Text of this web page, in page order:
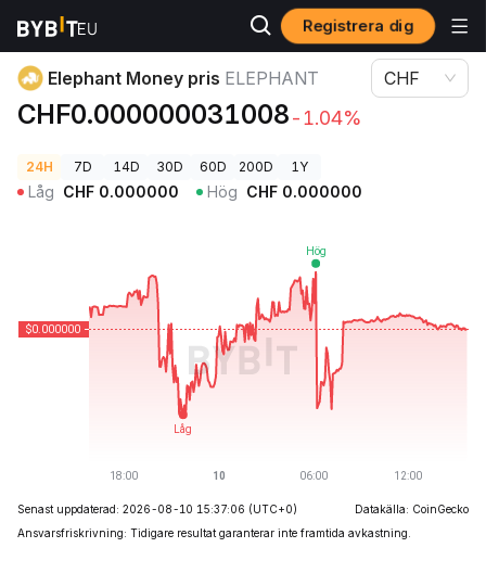
Registrera dig
Kryptopriser Elephant Money pris ELEPHANT
Elephant Money pris ELEPHANT
CHF0.000000031008-1.04%
CHF
24H 7D 14D 30D 60D 200D 1Y
Låg CHF 0.000000 Hög CHF 0.000000
Senast uppdaterad: 2026-08-10 15:37:06 (UTC+0)
Datakälla: CoinGecko
Ansvarsfriskrivning: Tidigare resultat garanterar inte framtida avkastning.